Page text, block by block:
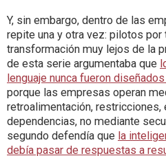
Y, sin embargo, dentro de las
repite una y otra vez: pilotos por
transformación muy lejos de la
de esta serie argumentaba que
lenguaje nunca fueron
porque las empresas operan
retroalimentación, restricciones,
dependencias, no mediante
segundo defendía que la
debía pasar de respuestas a